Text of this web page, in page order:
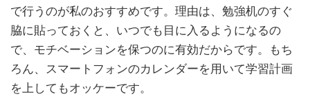
で行うのが私のおすすめです。理由は、勉強机のすぐ
脇に貼っておくと、いつでも目に入るようになるの
で、モチベーションを保つのに有効だからです。もち
ろん、スマートフォンのカレンダーを用いて学習計画
を上してもオッケーです。